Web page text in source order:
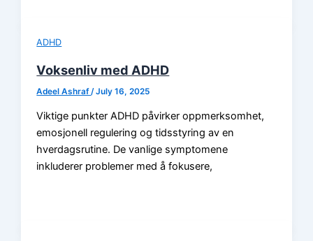
ADHD
Voksenliv med ADHD
Adeel Ashraf/July 16, 2025
Viktige punkter ADHD påvirker oppmerksomhet,
emosjonell regulering og tidsstyring av en
hverdagsrutine. De vanlige symptomene
inkluderer problemer med å fokusere,